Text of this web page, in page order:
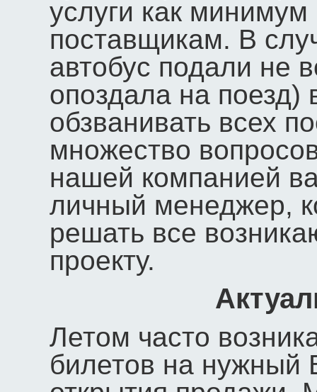
услуги как
поставщикам. В
автобус подали не
опоздала на поезд)
обзванивать всех
множество
нашей компанией
личный менеджер,
решать все
проекту.
Летом часто
билетов на нужный